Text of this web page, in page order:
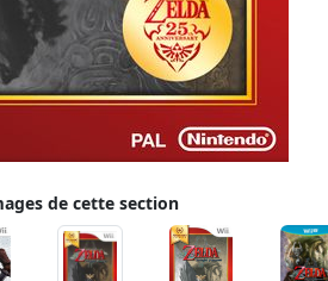
de cette section